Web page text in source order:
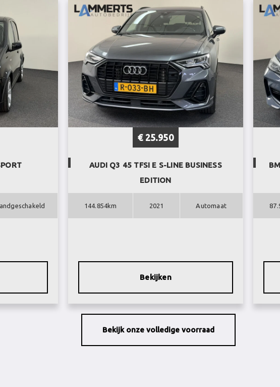
€ 25.950
AUDI Q3 45 TFSI E S-LINE BUSINESS
EDITION
144.854km 2021 Automaat
Bekijken
Bekijk onze volledige voorraad